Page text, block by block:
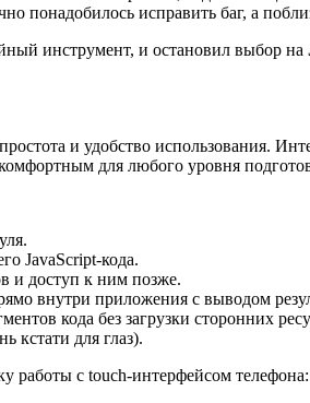
понадобилось исправить баг, а
инструмент, и остановил выбор на
и удобство использования.
для любого уровня
JavaScript-кода.
и доступ к ним позже.
внутри приложения с выводом
кода без загрузки сторонних
кстати для глаз).
с touch-интерфейсом телефона: